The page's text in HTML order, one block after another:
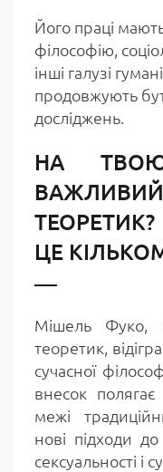
Його праці
філософію,
інші галузі
продовжують
досліджень.
НА
ЦЕ
Мішель Фуко,
теоретик,
сучасної
внесок
межі
нові підходи
сексуальності і